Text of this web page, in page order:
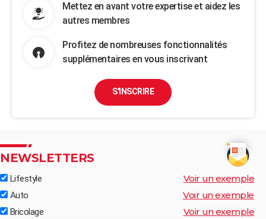
Mettez en avant votre expertise et aidez les
autres membres
Profitez de nombreuses fonctionnalités
supplémentaires en vous inscrivant
S'INSCRIRE
NEWSLETTERS
Lifestyle Voir un exemple
Auto Voir un exemple
Bricolage Voir un exemple